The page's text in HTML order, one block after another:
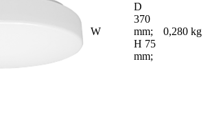
W
D
370
mm;
H 75
mm;
0,280 kg